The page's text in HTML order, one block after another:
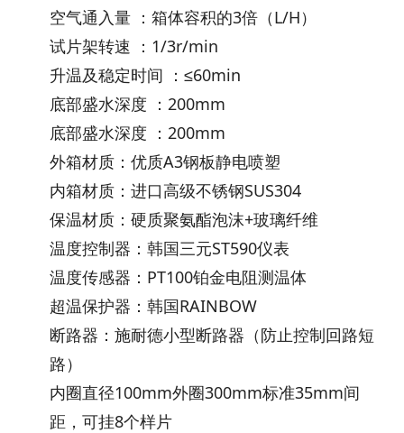
空气通入量 ： 箱体容积的3倍（L/H）
试片架转速 ： 1/3r/min
升温及稳定时间 ： ≤60min
底部盛水深度 ： 200mm
底部盛水深度 ： 200mm
外箱材质： 优质A3钢板静电喷塑
内箱材质： 进口高级不锈钢SUS304
保温材质： 硬质聚氨酯泡沫+玻璃纤维
温度控制器： 韩国三元ST590仪表
温度传感器： PT100铂金电阻测温体
超温保护器： 韩国RAINBOW
断路器： 施耐德小型断路器（防止控制回路短
路）
内圈直径100mm外圈300mm标准35mm间
距，可挂8个样片